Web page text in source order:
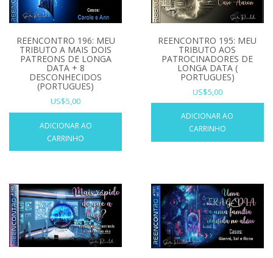
REENCONTRO 196: MEU
TRIBUTO A MAIS DOIS
PATREONS DE LONGA
DATA + 8
DESCONHECIDOS
(PORTUGUES)
US$5,00
ADICIONAR AO
CARRINHO
REENCONTRO 195: MEU
TRIBUTO AOS
PATROCINADORES DE
LONGA DATA (
PORTUGUES)
US$5,00
ADICIONAR AO
CARRINHO